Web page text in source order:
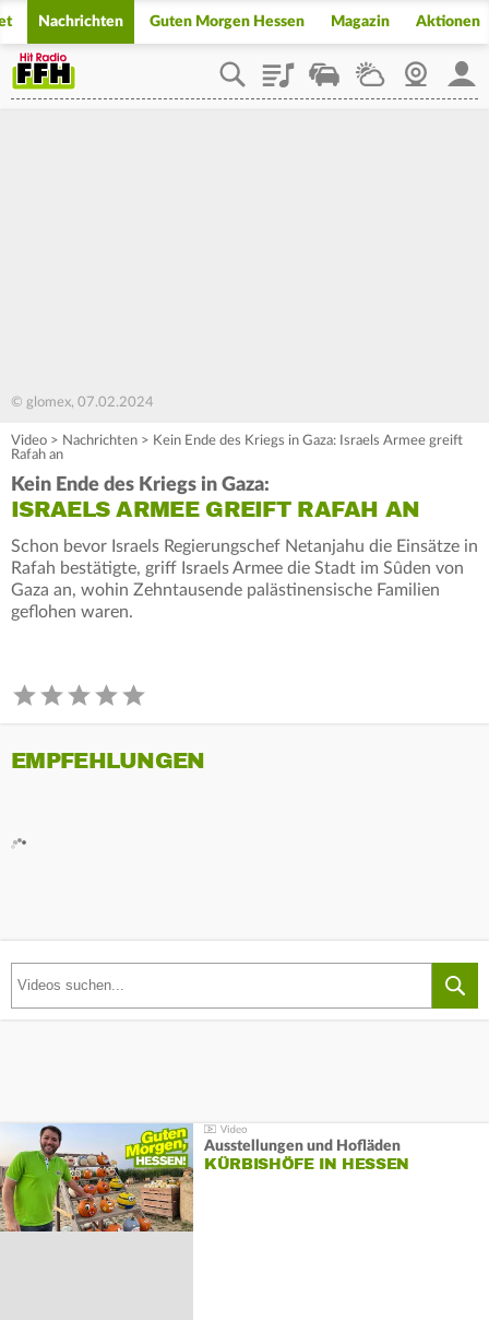
Nachrichten Guten Morgen Hessen Magazin Aktionen
PlaylistStaupilotWetterWebcam
© glomex, 07.02.2024
Video > Nachrichten > Kein Ende des Kriegs in Gaza: Israels Armee greift
Rafah an
Kein Ende des Kriegs in Gaza:
ISRAELS ARMEE GREIFT RAFAH AN
Schon bevor Israels Regierungschef Netanjahu die Einsätze in
Rafah bestätigte, griff Israels Armee die Stadt im Sûden von
Gaza an, wohin Zehntausende palästinensische Familien
geflohen waren.
EMPFEHLUNGEN
Ausstellungen und Hofläden
KÜRBISHÖFE IN HESSEN